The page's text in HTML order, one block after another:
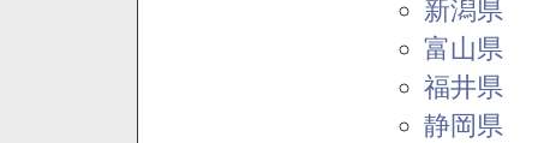
新潟県
富山県
福井県
静岡県